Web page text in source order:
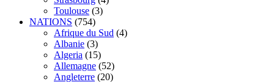
Toulouse (3)
NATIONS (754)
Afrique du Sud (4)
Albanie (3)
Algeria (15)
Allemagne (52)
Angleterre (20)